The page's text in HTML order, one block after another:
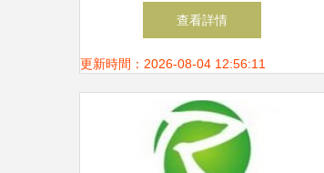
踐與未來展望
查看詳情
更新時間：2026-08-04 12:56:11